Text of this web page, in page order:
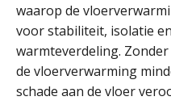
waarop de
voor stabiliteit, isolatie
warmteverdeling.
de vloerverwarming
schade aan de vloer